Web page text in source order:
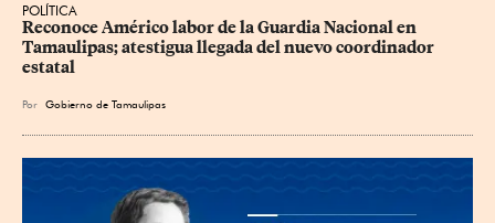
POLÍTICA
Reconoce Américo labor de la Guardia Nacional en
Tamaulipas; atestigua llegada del nuevo coordinador
estatal
Por Gobierno de Tamaulipas